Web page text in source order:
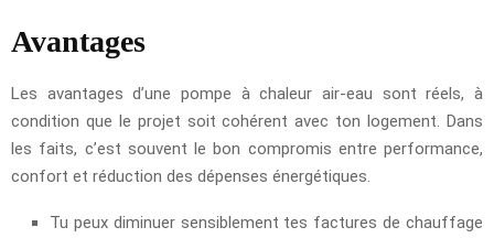
Avantages
Les avantages d’une pompe à chaleur air-eau sont réels, à
condition que le projet soit cohérent avec ton logement. Dans
les faits, c’est souvent le bon compromis entre performance,
confort et réduction des dépenses énergétiques.
Tu peux diminuer sensiblement tes factures de chauffage